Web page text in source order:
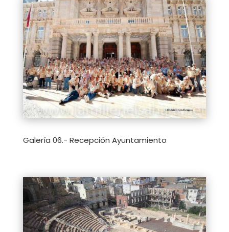
Galería 06.- Recepción Ayuntamiento